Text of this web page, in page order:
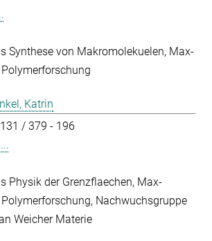
Synthese von Makromolekuelen Max-
Katrin
/ 379 - 196
Physik der Grenzflaechen Max-
Nachwuchsgruppe
Weicher Materie